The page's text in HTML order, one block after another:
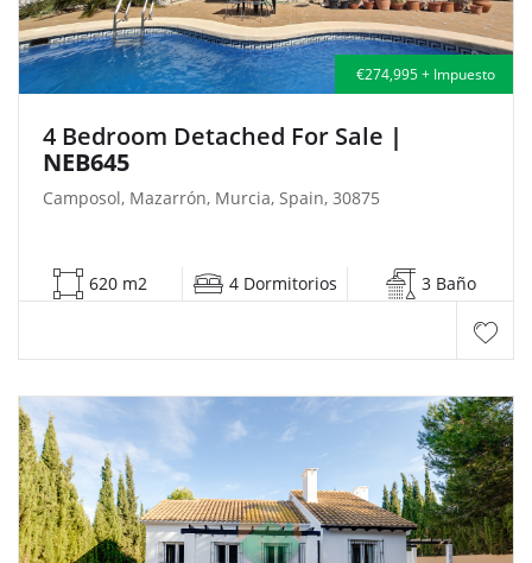
€274,995 + Impuesto
4 Bedroom Detached For Sale |
NEB645
Camposol, Mazarrón, Murcia, Spain, 30875
620 m2 4 Dormitorios 3 Baño